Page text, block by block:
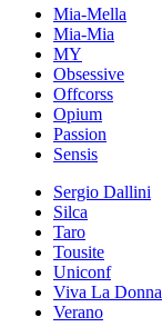
Mia-Mella
Mia-Mia
MY
Obsessive
Offcorss
Opium
Passion
Sensis
Sergio Dallini
Silca
Taro
Tousite
Uniconf
Viva La Donna
Verano